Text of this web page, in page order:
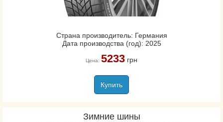
Страна производитель: Германия
Дата производства (год): 2025
Цена: 5233грн
Купить
Зимние шины